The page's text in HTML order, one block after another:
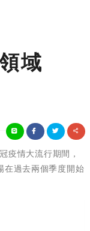
域
疫情大流行期間，
在過去兩個季度開始